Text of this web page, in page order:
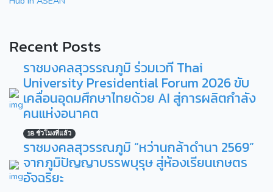
Recent Posts
ราชมงคลสุวรรณภูมิ ร่วมเวที Thai
University Presidential Forum 2026 ขับ
เคลื่อนอุดมศึกษาไทยด้วย AI สู่การผลิตกำลัง
คนแห่งอนาคต
18 ชั่วโมงที่แล้ว
ราชมงคลสุวรรณภูมิ “หว่านกล้าดำนา 2569”
จากภูมิปัญญาบรรพบุรุษ สู่ห้องเรียนเกษตร
อัจฉริยะ